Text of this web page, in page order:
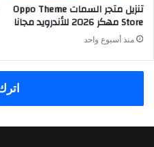
تنزيل متجر السمات Oppo Theme
Store مهكر 2026 للأندرويد مجانا
منذ أسبوع واحد